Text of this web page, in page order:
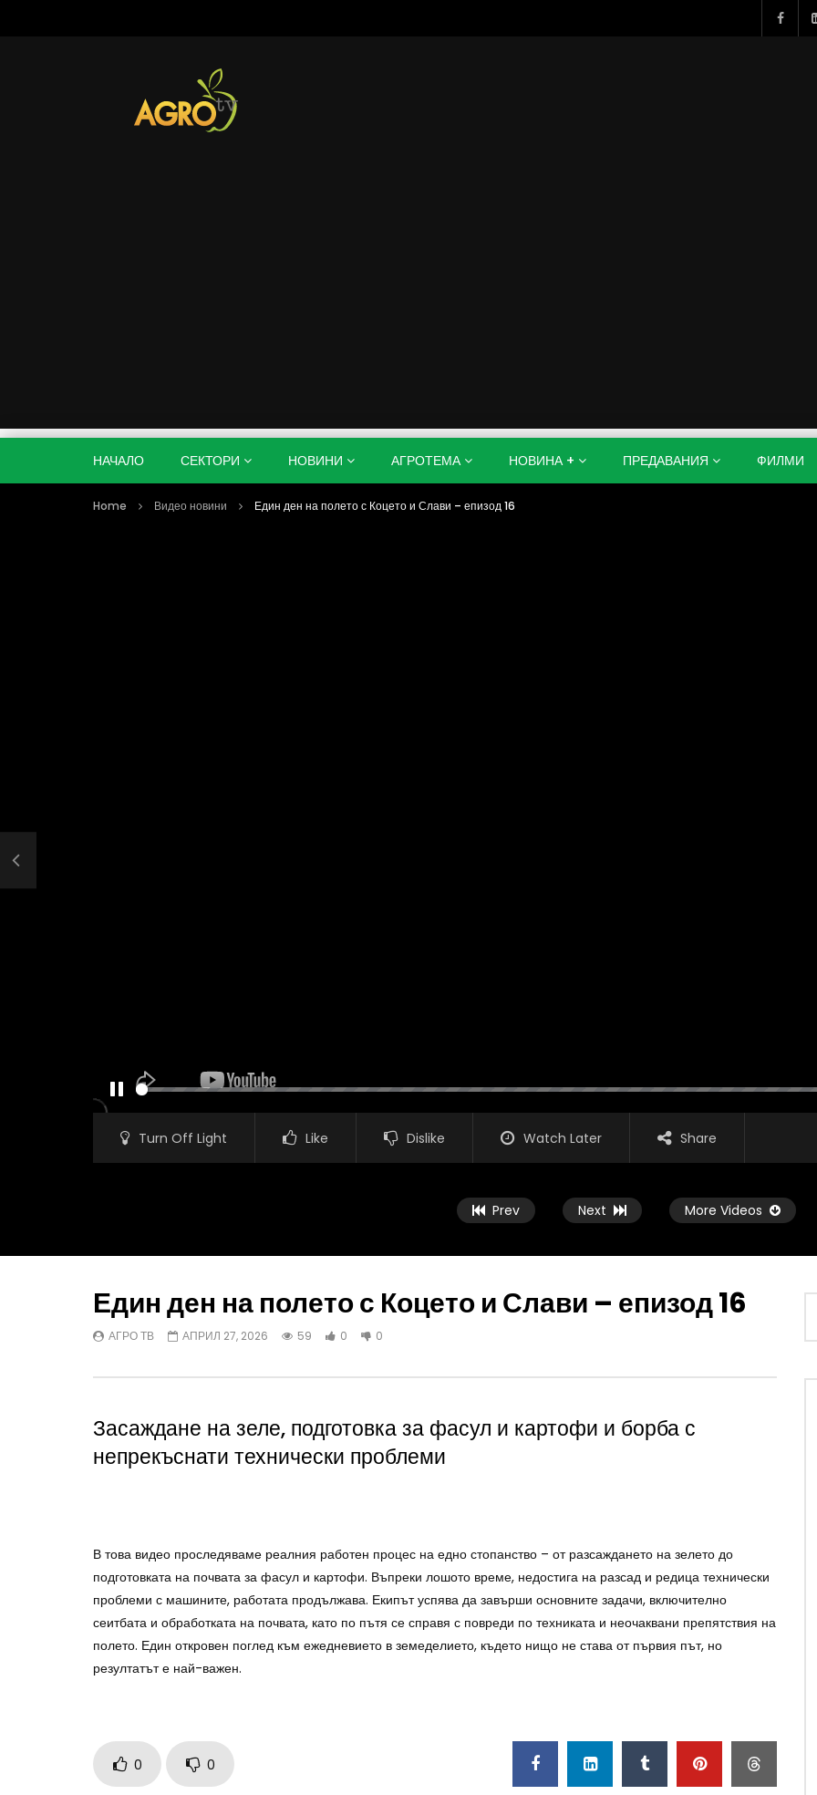
НАЧАЛО СЕКТОРИ НОВИНИ АГРОТЕМА НОВИНА + ПРЕДАВАНИЯ ФИЛМИ
Home Видео новини Един ден на полето с Коцето и Слави – епизод 16
Turn Off Light Like Dislike Watch Later Share
Prev Next More Videos
Watch Later
Георги Андонов: Тежката
ИНЕС ЗЛАТАНОВА - ЙОНОВА
АВГУСТ 8, 2026
Александър Сотиров: Иновациите
АГРО ТВ АВГУСТ 8, 2026
МАЛИНОПРОИЗВОДСТВО:
БОЖИДАР КАПИТАНСКИ
АВГУСТ 8, 2026
Един ден на полето с Коцето и Слави – епизод 16
АГРО ТВ АПРИЛ 27, 2026 59 0 0
Засаждане на зеле, подготовка за фасул и картофи и борба с
непрекъснати технически проблеми
В това видео проследяваме реалния работен процес на едно стопанство – от разсаждането на зелето до
подготовката на почвата за фасул и картофи. Въпреки лошото време, недостига на разсад и редица технически
проблеми с машините, работата продължава. Екипът успява да завърши основните задачи, включително
сеитбата и обработката на почвата, като по пътя се справя с повреди по техниката и неочаквани препятствия на
полето. Един откровен поглед към ежедневието в земеделието, където нищо не става от първия път, но
резултатът е най-важен.
0 0